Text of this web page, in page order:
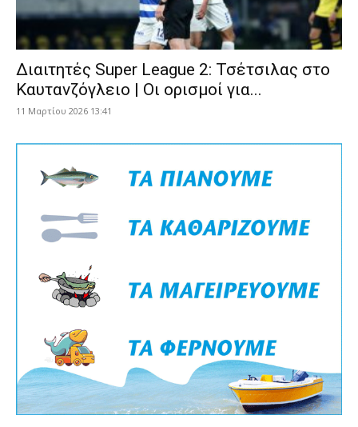
Διαιτητές Super League 2: Τσέτσιλας στο
Καυτανζόγλειο | Οι ορισμοί για...
11 Μαρτίου 2026 13:41